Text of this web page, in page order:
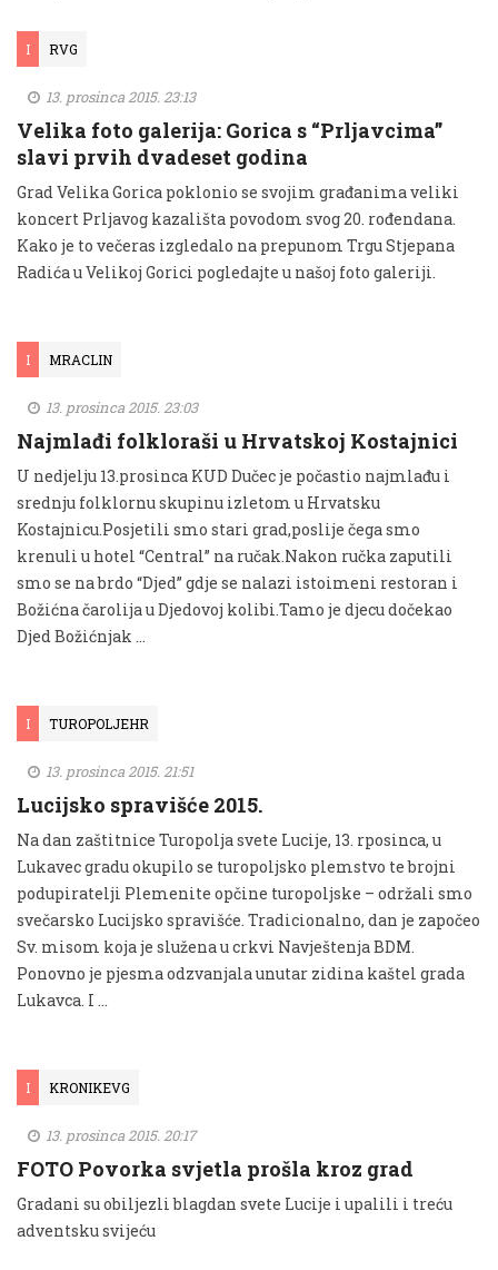
I RVG
13. prosinca 2015. 23:13
Velika foto galerija: Gorica s “Prljavcima”
slavi prvih dvadeset godina
Grad Velika Gorica poklonio se svojim građanima veliki
koncert Prljavog kazališta povodom svog 20. rođendana.
Kako je to večeras izgledalo na prepunom Trgu Stjepana
Radića u Velikoj Gorici pogledajte u našoj foto galeriji.
I MRACLIN
13. prosinca 2015. 23:03
Najmlađi folkloraši u Hrvatskoj Kostajnici
U nedjelju 13.prosinca KUD Dučec je počastio najmlađu i
srednju folklornu skupinu izletom u Hrvatsku
Kostajnicu.Posjetili smo stari grad,poslije čega smo
krenuli u hotel “Central” na ručak.Nakon ručka zaputili
smo se na brdo “Djed” gdje se nalazi istoimeni restoran i
Božićna čarolija u Djedovoj kolibi.Tamo je djecu dočekao
Djed Božićnjak …
I TUROPOLJEHR
13. prosinca 2015. 21:51
Lucijsko spravišće 2015.
Na dan zaštitnice Turopolja svete Lucije, 13. rposinca, u
Lukavec gradu okupilo se turopoljsko plemstvo te brojni
podupiratelji Plemenite opčine turopoljske – održali smo
svečarsko Lucijsko spravišće. Tradicionalno, dan je započeo
Sv. misom koja je služena u crkvi Navještenja BDM.
Ponovno je pjesma odzvanjala unutar zidina kaštel grada
Lukavca. I …
I KRONIKEVG
13. prosinca 2015. 20:17
FOTO Povorka svjetla prošla kroz grad
Gradani su obiljezli blagdan svete Lucije i upalili i treću
adventsku svijeću